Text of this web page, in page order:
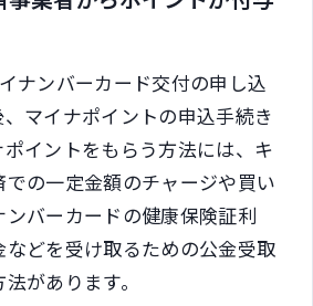
ナンバーカード交付の申し込
マイナポイントの申込手続き
イントをもらう方法には、キ
での一定金額のチャージや買い
バーカードの健康保険証利
どを受け取るための公金受取
があります。